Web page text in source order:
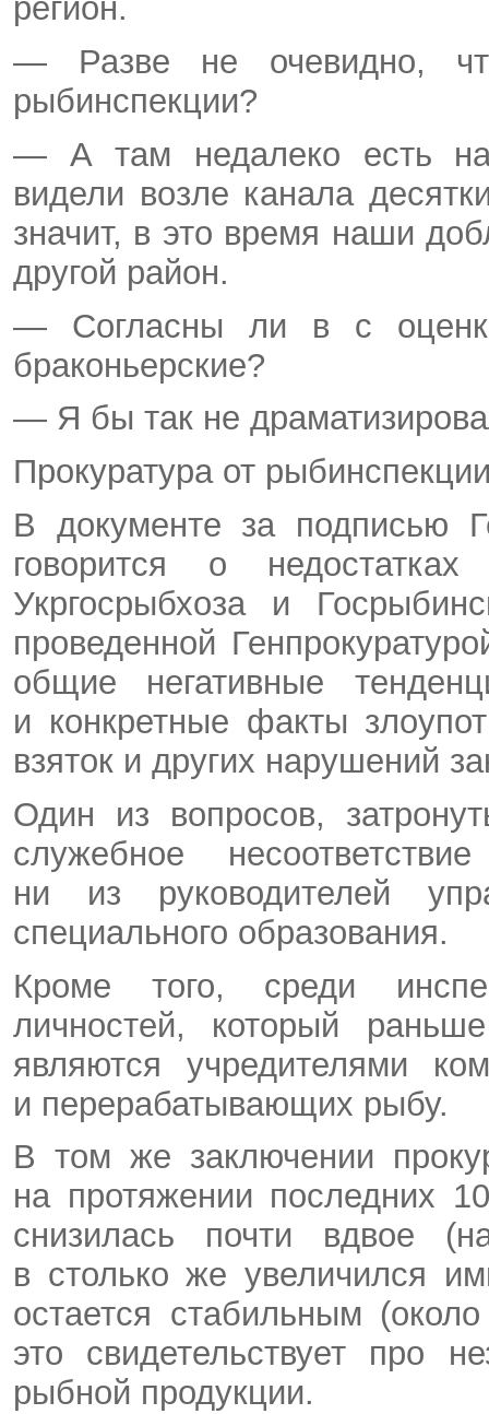
регион.
— Разве не очевидно,
рыбинспекции?
— А там недалеко есть
видели возле канала
значит, в это время наши
другой район.
— Согласны ли в с
браконьерские?
— Я бы так не
Прокуратура от
В документе за подписью
говорится о
Укргосрыбхоза и
проведенной
общие негативные
и конкретные факты
взяток и других нарушений
Один из вопросов,
служебное
ни из руководителей
специального образования.
Кроме того, среди
личностей, который
являются учредителями
и перерабатывающих рыбу.
В том же заключении
на протяжении последних
снизилась почти вдвое
в столько же увеличился
остается стабильным
это свидетельствует про
рыбной продукции.